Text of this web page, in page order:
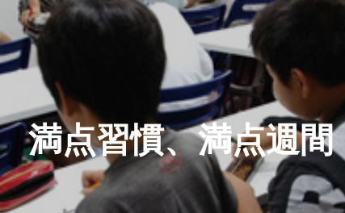
満点習慣、満点週間